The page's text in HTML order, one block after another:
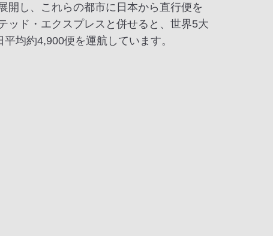
開し、これらの都市に日本から直行便を
ッド・エクスプレスと併せると、世界5大
均約4,900便を運航しています。